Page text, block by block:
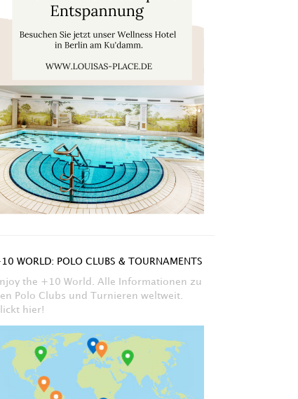
WORLD: POLO CLUBS & TOURNAMENTS
the +10 World. Alle Informationen zu
Polo Clubs und Turnieren weltweit.
hier!